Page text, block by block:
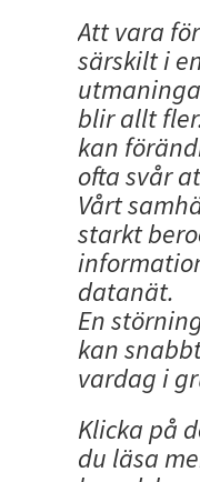
Att vara
särskilt i
blir allt
kan
ofta svår
Vårt
starkt
datanät.
En
kan
vardag i
Klicka på
du läsa